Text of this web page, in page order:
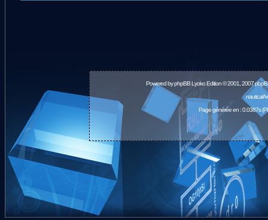
Powered byphpBBLyoko Edition © 2001, 2007
Page générée en : 0.0387s